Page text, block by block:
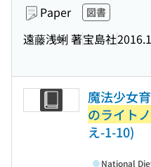
Paper 図書
遠藤浅蜊 著宝島社
魔法少女
のライト
え-1-10)
National